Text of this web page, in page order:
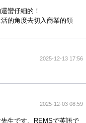
蠻仔細的！
的角度去切入商業的領
2025-12-13 17:56
2025-12-03 08:59
生です。REMSで英語で